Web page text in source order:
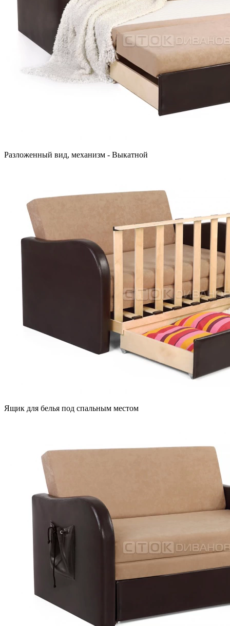
Разложенный вид, механизм - Выкатной
Ящик для белья под спальным местом